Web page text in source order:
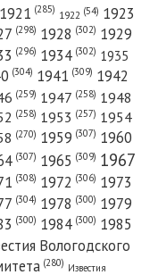
Север»
Север»
1921 (285) 1922 (54) 1923
(298) 1928 (302) 1929
(296) 1934 (302) 1935
(304) 1941 (309) 1942
(259) 1947 (258) 1948
(258) 1953 (257) 1954
(270) 1959 (307) 1960
(307) 1965 (309) 1967
(308) 1972 (306) 1973
(304) 1978 (300) 1979
(300) 1984 (300) 1985
Вологодского
(280) Известия